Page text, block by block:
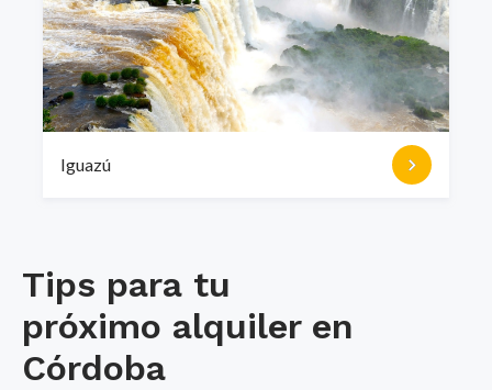
Iguazú
Tips para tu
próximo alquiler en
Córdoba